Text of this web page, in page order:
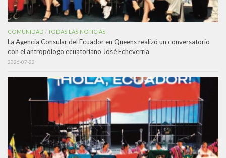
COMUNIDAD /TODAS LAS NOTICIAS
La Agencia Consular del Ecuador en Queens realizó un conversatorio
con el antropólogo ecuatoriano José Echeverría
2026-07-22